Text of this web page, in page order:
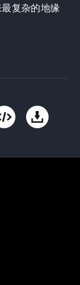
复杂的地缘